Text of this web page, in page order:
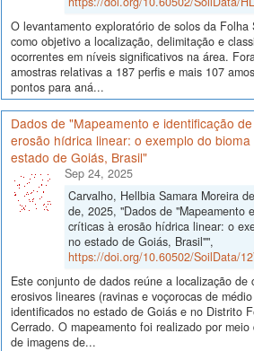
O levantamento exploratório de solos da Folha
como objetivo a localização, delimitação e
ocorrentes em níveis significativos na área.
amostras relativas a 187 perfis e mais 107
pontos para aná...
Dados de "Mapeamento e identificação
erosão hídrica linear: o exemplo do
estado de Goiás, Brasil"
Sep 24, 2025
Carvalho, Hellbia Samara Moreira
de, 2025, "Dados de "Mapeamento
críticas à erosão hídrica linear: o
no estado de Goiás, Brasil"",
https://doi.org/10.60502/SoilData/
Este conjunto de dados reúne a localização de
erosivos lineares (ravinas e voçorocas de
identificados no estado de Goiás e no Distrito
Cerrado. O mapeamento foi realizado por
de imagens de...